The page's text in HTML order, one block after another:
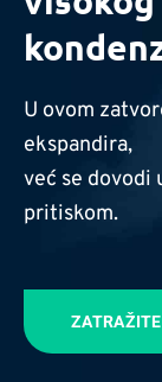
U ovom
ekspandira,
već se dovodi
pritiskom.